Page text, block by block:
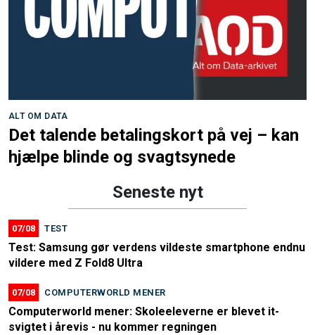
ALT OM DATA
Det talende betalingskort på vej – kan
hjælpe blinde og svagtsynede
Seneste nyt
07/08 TEST
Test: Samsung gør verdens vildeste smartphone endnu
vildere med Z Fold8 Ultra
07/08 COMPUTERWORLD MENER
Computerworld mener: Skoleeleverne er blevet it-
svigtet i årevis - nu kommer regningen